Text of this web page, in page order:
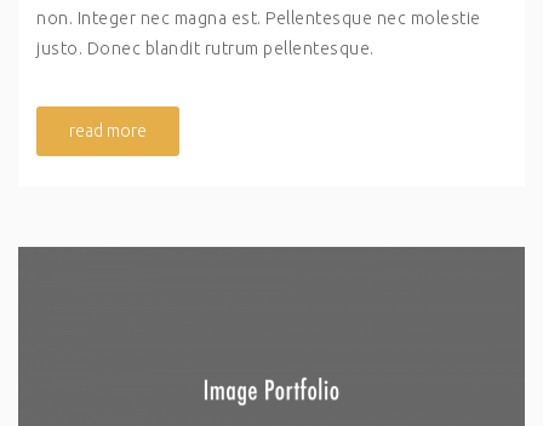
non. Integer nec magna est. Pellentesque nec molestie
justo. Donec blandit rutrum pellentesque.
read more